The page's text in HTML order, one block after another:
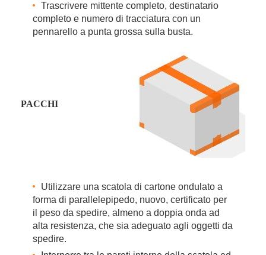
Trascrivere mittente completo, destinatario
completo e numero di tracciatura con un
pennarello a punta grossa sulla busta.
PACCHI ​
Utilizzare una scatola di cartone ondulato a
forma di parallelepipedo, nuovo, certificato per
il peso da spedire, almeno a doppia onda ad
alta resistenza, che sia adeguato agli oggetti da
spedire.